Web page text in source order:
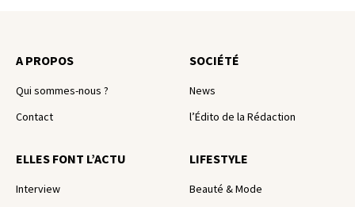
A PROPOS
Qui sommes-nous ?
Contact
SOCIÉTÉ
News
l’Édito de la Rédaction
ELLES FONT L’ACTU
Interview
LIFESTYLE
Beauté & Mode